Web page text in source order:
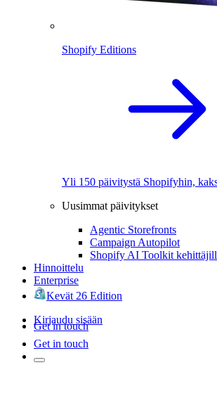
Shopify Editions
Yli 150 päivitystä Shopifyhin,
Uusimmat päivitykset
Agentic Storefronts
Campaign Autopilot
Shopify AI Toolkit
Hinnoittelu
Enterprise
Kevät 26 Edition
Kirjaudu sisään
Get in touch
Get in touch